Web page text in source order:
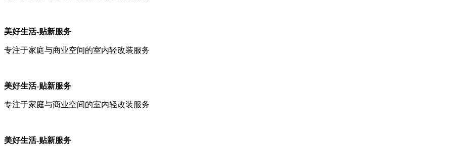
美好生活-贴新服务
专注于家庭与商业空间的室内轻改装服务
美好生活-贴新服务
专注于家庭与商业空间的室内轻改装服务
美好生活-贴新服务